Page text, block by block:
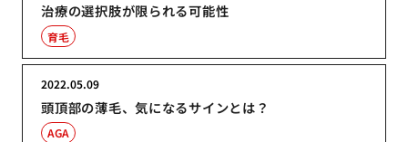
治療の選択肢が限られる可能性
育毛
頭頂部の薄毛、気になるサインとは？
2022.05.09
AGA